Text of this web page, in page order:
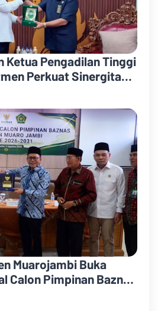
Ketua Pengadilan Tinggi
Perkuat Sinergitas
Muarojambi Buka
Calon Pimpinan Baznas